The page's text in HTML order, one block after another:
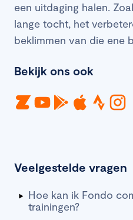
een uitdaging halen.
lange tocht, het
beklimmen van die ene
Bekijk ons ook
Veelgestelde vragen
Hoe kan ik Fondo
trainingen?